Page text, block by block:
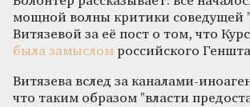
мощной волны критики соведущей
Витязевой за её пост о том, что
была замыслом российского
Витязева вслед за каналами-
что таким образом "власти